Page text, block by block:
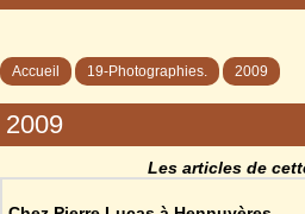
Accueil 19-Photographies. 2009
2009
Les articles de